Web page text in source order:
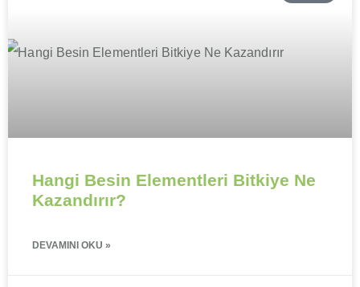
Hangi Besin Elementleri Bitkiye Ne
Kazandırır?
DEVAMINI OKU »